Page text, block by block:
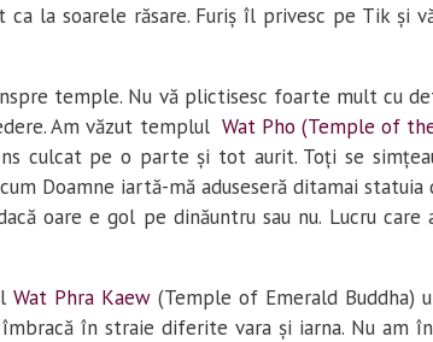
ca la soarele răsare. Furiș îl privesc pe Tik și
temple. Nu vă plictisesc foarte mult cu
Am văzut templul Wat Pho (Temple of
culcat pe o parte și tot aurit. Toți se
Doamne iartă-mă aduseseră ditamai
oare e gol pe dinăuntru sau nu. Lucru
Wat Phra Kaew (Temple of Emerald Buddha)
în straie diferite vara și iarna. Nu am